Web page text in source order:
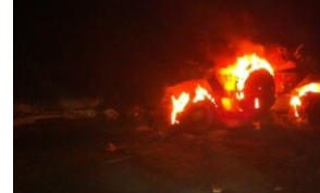
ЫҢГАЙСЫЗ СУРООЛОР